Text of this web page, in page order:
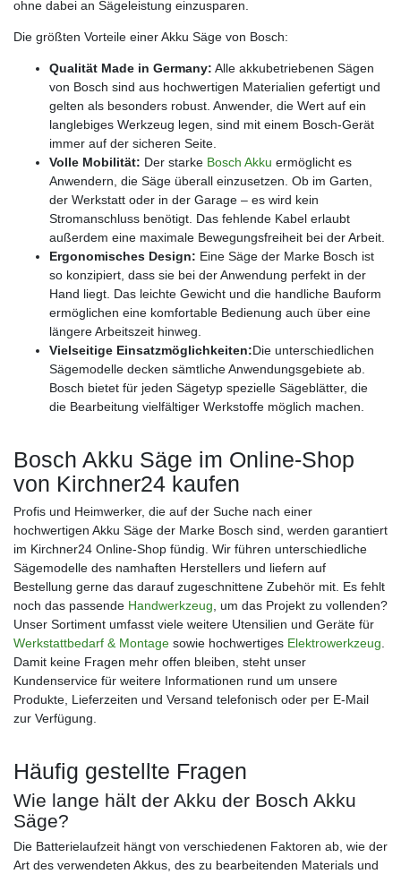
ohne dabei an Sägeleistung einzusparen.
Die größten Vorteile einer Akku Säge von Bosch:
Qualität Made in Germany: Alle akkubetriebenen Sägen
von Bosch sind aus hochwertigen Materialien gefertigt und
gelten als besonders robust. Anwender, die Wert auf ein
langlebiges Werkzeug legen, sind mit einem Bosch-Gerät
immer auf der sicheren Seite.
Volle Mobilität: Der starke Bosch Akku ermöglicht es
Anwendern, die Säge überall einzusetzen. Ob im Garten,
der Werkstatt oder in der Garage – es wird kein
Stromanschluss benötigt. Das fehlende Kabel erlaubt
außerdem eine maximale Bewegungsfreiheit bei der Arbeit.
Ergonomisches Design: Eine Säge der Marke Bosch ist
so konzipiert, dass sie bei der Anwendung perfekt in der
Hand liegt. Das leichte Gewicht und die handliche Bauform
ermöglichen eine komfortable Bedienung auch über eine
längere Arbeitszeit hinweg.
Vielseitige Einsatzmöglichkeiten:Die unterschiedlichen
Sägemodelle decken sämtliche Anwendungsgebiete ab.
Bosch bietet für jeden Sägetyp spezielle Sägeblätter, die
die Bearbeitung vielfältiger Werkstoffe möglich machen.
Bosch Akku Säge im Online-Shop
von Kirchner24 kaufen
Profis und Heimwerker, die auf der Suche nach einer
hochwertigen Akku Säge der Marke Bosch sind, werden garantiert
im Kirchner24 Online-Shop fündig. Wir führen unterschiedliche
Sägemodelle des namhaften Herstellers und liefern auf
Bestellung gerne das darauf zugeschnittene Zubehör mit. Es fehlt
noch das passende Handwerkzeug, um das Projekt zu vollenden?
Unser Sortiment umfasst viele weitere Utensilien und Geräte für
Werkstattbedarf & Montage sowie hochwertiges Elektrowerkzeug.
Damit keine Fragen mehr offen bleiben, steht unser
Kundenservice für weitere Informationen rund um unsere
Produkte, Lieferzeiten und Versand telefonisch oder per E-Mail
zur Verfügung.
Häufig gestellte Fragen
Wie lange hält der Akku der Bosch Akku
Säge?
Die Batterielaufzeit hängt von verschiedenen Faktoren ab, wie der
Art des verwendeten Akkus, des zu bearbeitenden Materials und